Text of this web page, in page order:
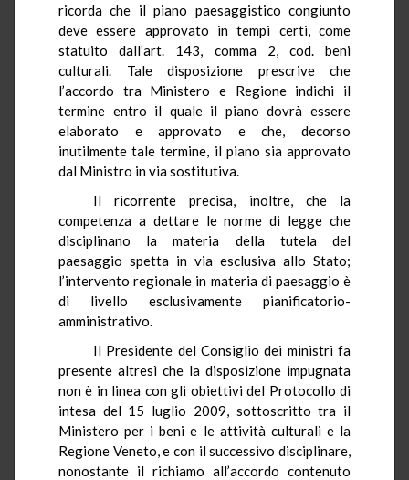
ricorda che il piano paesaggistico congiunto
deve essere approvato in tempi certi, come
statuito dall’art. 143, comma 2, cod. beni
culturali. Tale disposizione prescrive che
l’accordo tra Ministero e Regione indichi il
termine entro il quale il piano dovrà essere
elaborato e approvato e che, decorso
inutilmente tale termine, il piano sia approvato
dal Ministro in via sostitutiva.
Il ricorrente precisa, inoltre, che la
competenza a dettare le norme di legge che
disciplinano la materia della tutela del
paesaggio spetta in via esclusiva allo Stato;
l’intervento regionale in materia di paesaggio è
di livello esclusivamente pianificatorio-
amministrativo.
Il Presidente del Consiglio dei ministri fa
presente altresì che la disposizione impugnata
non è in linea con gli obiettivi del Protocollo di
intesa del 15 luglio 2009, sottoscritto tra il
Ministero per i beni e le attività culturali e la
Regione Veneto, e con il successivo disciplinare,
nonostante il richiamo all’accordo contenuto